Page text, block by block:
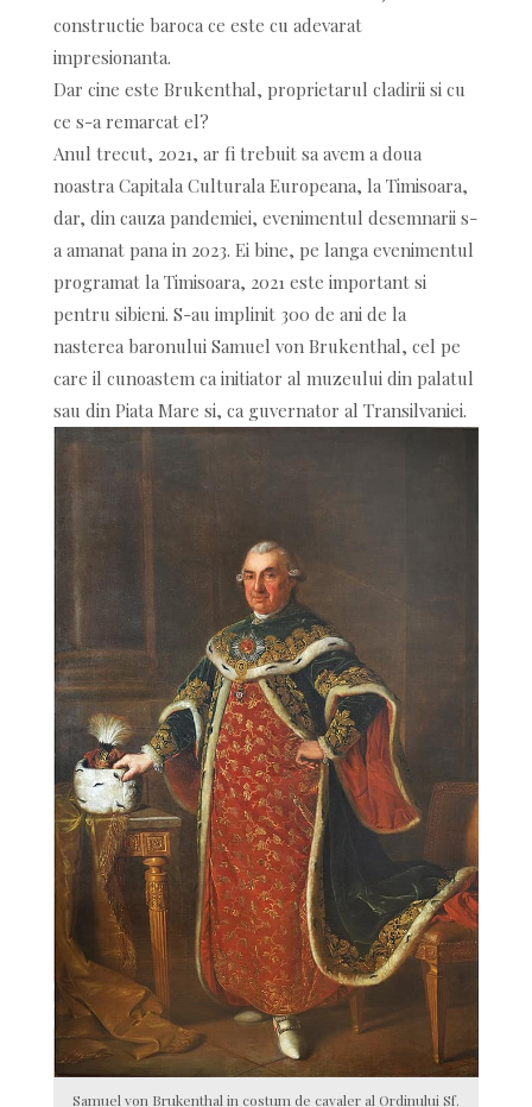
constructie baroca ce este cu adevarat
impresionanta.
Dar cine este Brukenthal, proprietarul cladirii si cu
ce s-a remarcat el?
Anul trecut, 2021, ar fi trebuit sa avem a doua
noastra Capitala Culturala Europeana, la Timisoara,
dar, din cauza pandemiei, evenimentul desemnarii s-
a amanat pana in 2023. Ei bine, pe langa evenimentul
programat la Timisoara, 2021 este important si
pentru sibieni. S-au implinit 300 de ani de la
nasterea baronului Samuel von Brukenthal, cel pe
care il cunoastem ca initiator al muzeului din palatul
sau din Piata Mare si, ca guvernator al Transilvaniei.
Samuel von Brukenthal in costum de cavaler al Ordinului Sf.